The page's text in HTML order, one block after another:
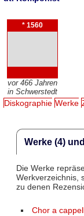
* 1560
vor 466 Jahren
in Schwerstedt
Diskographie Werke
Werke (4)
Die Werke
Werkverzeichnis,
zu denen
Chor a